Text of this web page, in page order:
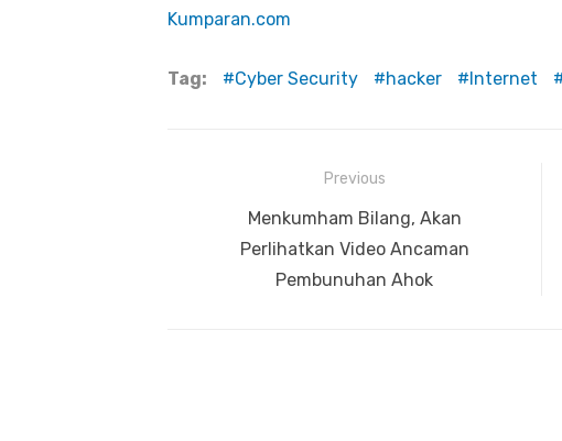
Kumparan.com
Tag: Cyber Security hacker Internet
Navigasi
Previous
Previous
post:
Menkumham Bilang, Akan
Perlihatkan Video Ancaman
Pembunuhan Ahok